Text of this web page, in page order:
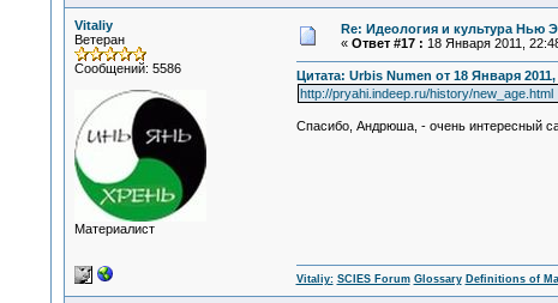
Vitaliy
Ветеран
Сообщений: 5586
Материалист
Re: Идеология и культура Нью
« Ответ #17 : 18 Января 2011,
Цитата: Urbis Numen от 18 Января 2011,
http://pryahi.indeep.ru/history/new_age.html
Спасибо, Андрюша, - очень интересный
Vitaliy: SCIES Forum Glossary Definitions of